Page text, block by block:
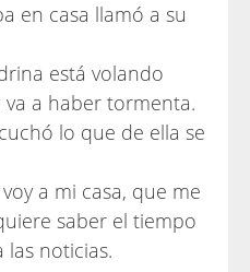
en casa llamó a su
está volando
va a haber tormenta.
lo que de ella se
a mi casa, que me
saber el tiempo
las noticias.